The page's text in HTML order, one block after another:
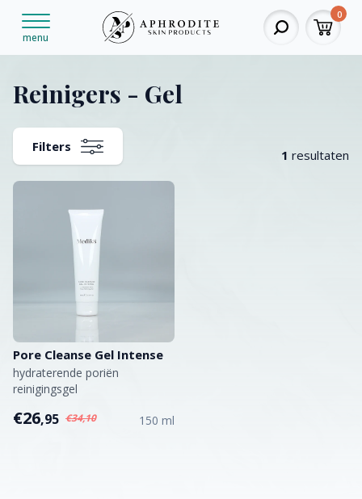
menu
0
Reinigers - Gel
Filters
1 resultaten
Pore Cleanse Gel Intense
hydraterende poriën
reinigingsgel
€26,95 €34,10 150 ml